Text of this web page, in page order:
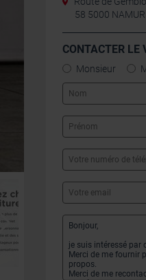
58 5000 NAMUR
CONTACTER LE
Monsieur